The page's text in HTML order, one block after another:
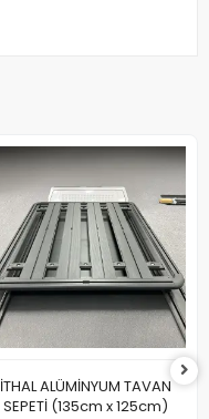
İTHAL ALÜMİNYUM TAVAN
SEPETİ (135cm x 125cm)